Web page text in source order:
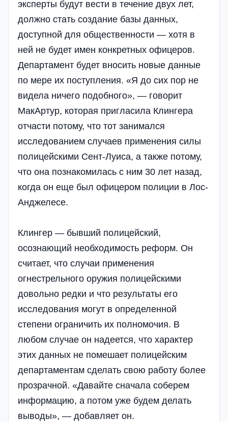
эксперты будут вести в течение двух лет,
должно стать создание базы данных,
доступной для общественности — хотя в
ней не будет имен конкретных офицеров.
Департамент будет вносить новые данные
по мере их поступления. «Я до сих пор не
видела ничего подобного», — говорит
МакАртур, которая пригласила Клингера
отчасти потому, что тот занимался
исследованием случаев применения силы
полицейскими Сент-Луиса, а также потому,
что она познакомилась с ним 30 лет назад,
когда он еще был офицером полиции в Лос-
Анджелесе.
Клингер — бывший полицейский,
осознающий необходимость реформ. Он
считает, что случаи применения
огнестрельного оружия полицейскими
довольно редки и что результаты его
исследования могут в определенной
степени ограничить их полномочия. В
любом случае он надеется, что характер
этих данных не помешает полицейским
департаментам сделать свою работу более
прозрачной. «Давайте сначала соберем
информацию, а потом уже будем делать
выводы», — добавляет он.